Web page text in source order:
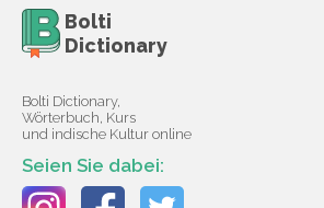
Bolti
Dictionary
Bolti Dictionary,
Wörterbuch, Kurs
und indische Kultur online
Seien Sie dabei: